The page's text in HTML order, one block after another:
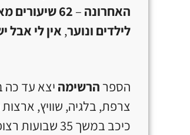
האחרונה – 62 שיעורים מאימא
לילדים ונוער, אין לי אבל
הספר הרשימה
צרפת, בלגיה, שוויץ,
כיכב במשך